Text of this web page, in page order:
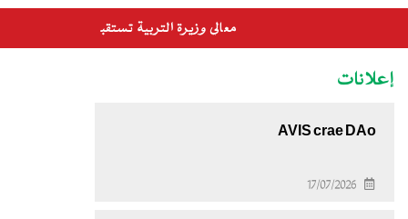
معالي وزيرة التربية تستقبل وفدا من برنامج الأغذية العالمي
إعلانات
AVIS crae DAo
17/07/2026